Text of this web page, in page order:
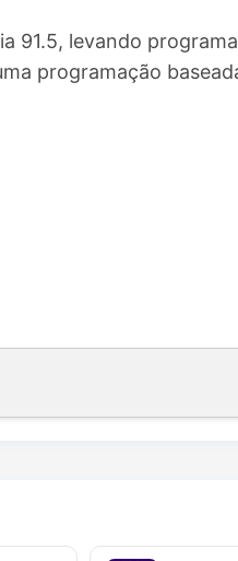
91.5, levando
programação